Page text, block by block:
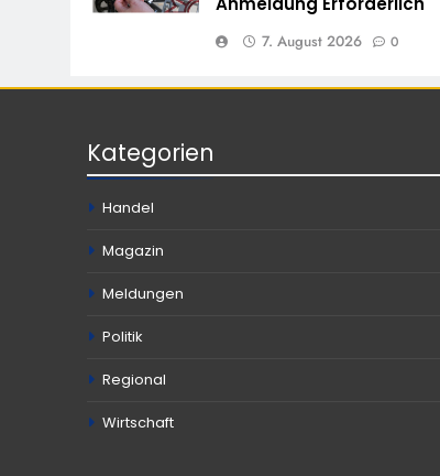
7. August 2026 0
Kategorien
Handel
Magazin
Meldungen
Politik
Regional
Wirtschaft